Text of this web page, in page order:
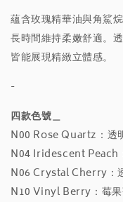
蘊含玫瑰精華油與角鯊
長時間維持柔嫩舒適。
皆能展現精緻立體感。
-
四款色號＿
N00 Rose Quartz：透
N04 Iridescent Peach
N06 Crystal Cherry：
N10 Vinyl Berry：莓